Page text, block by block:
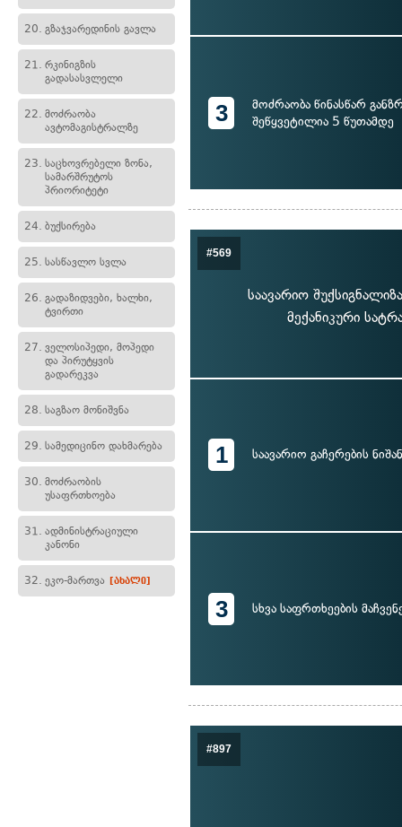
20. გზაჯვარედინის გავლა
21. რკინიგზის
გადასასვლელი
22. მოძრაობა
ავტომაგისტრალზე
23. საცხოვრებელი ზონა,
სამარშრუტოს
პრიორიტეტი
24. ბუქსირება
25. სასწავლო სვლა
26. გადაზიდვები, ხალხი,
ტვირთი
27. ველოსიპედი, მოპედი
და პირუტყვის
გადარეკვა
28. საგზაო მონიშვნა
29. სამედიცინო დახმარება
30. მოძრაობის
უსაფრთხოება
31. ადმინისტრაციული
კანონი
32. ეკო-მართვა [ახალი]
3
მოძრაობა წინასწარ
შეწყვეტილია 5 წუთამდე
#569
საავარიო
მექანიკური
1 საავარიო გაჩერების
3 სხვა საფრთხეების
#897